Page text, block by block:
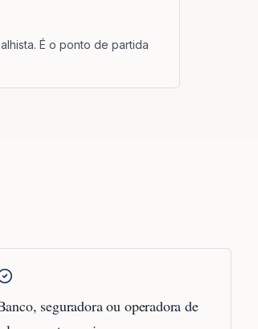
É o ponto de partida
seguradora ou operadora de